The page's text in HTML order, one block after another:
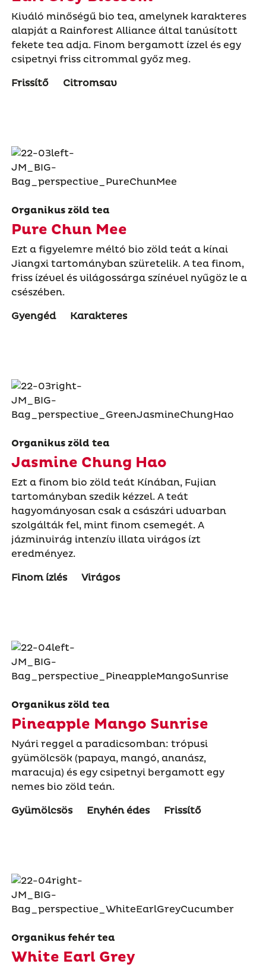
Kiváló minőségű bio tea, amelynek karakteres
alapját a Rainforest Alliance által tanúsított
fekete tea adja. Finom bergamott ízzel és egy
csipetnyi friss citrommal győz meg.
Frissítő
Citromsav
Organikus zöld tea
Pure Chun Mee
Ezt a figyelemre méltó bio zöld teát a kínai
Jiangxi tartományban szüretelik. A tea finom,
friss ízével és világossárga színével nyűgöz le a
csészében.
Gyengéd
Karakteres
Organikus zöld tea
Jasmine Chung Hao
Ezt a finom bio zöld teát Kínában, Fujian
tartományban szedik kézzel. A teát
hagyományosan csak a császári udvarban
szolgálták fel, mint finom csemegét. A
jázminvirág intenzív illata virágos ízt
eredményez.
Finom ízlés
Virágos
Organikus zöld tea
Pineapple Mango Sunrise
Nyári reggel a paradicsomban: trópusi
gyümölcsök (papaya, mangó, ananász,
maracuja) és egy csipetnyi bergamott egy
nemes bio zöld teán.
Gyümölcsös
Enyhén édes Frissítő
Organikus fehér tea
White Earl Grey